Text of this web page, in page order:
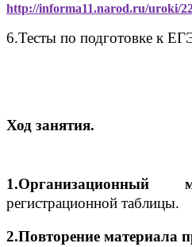
http://informa11.narod.ru/uroki/
6.Тесты по подготовке к
Ход занятия.
1.Организационный
регистрационной таблицы.
2.Повторение материала